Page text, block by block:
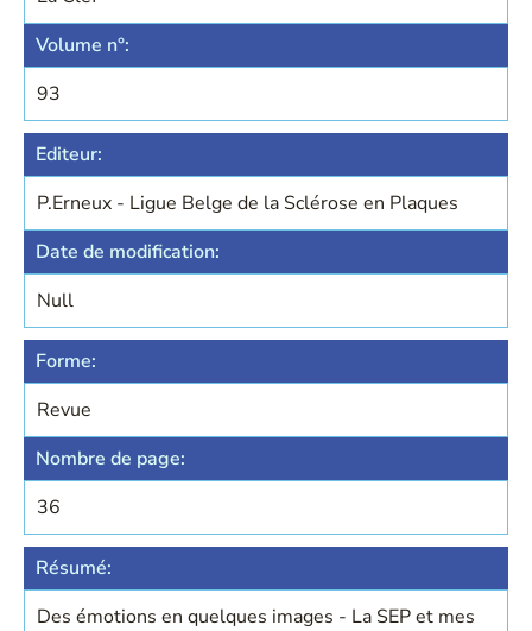
Volume n°:
93
Editeur:
P.Erneux - Ligue Belge de la Sclérose en Plaques
Date de modification:
Null
Forme:
Revue
Nombre de page:
36
Résumé:
Des émotions en quelques images - La SEP et mes